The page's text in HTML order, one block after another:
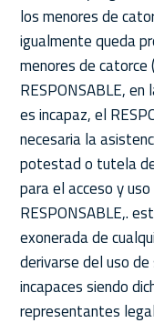
los menores de
igualmente queda
menores de
RESPONSABLE,
es incapaz, el
necesaria la
potestad o tutela
para el acceso y
RESPONSABLE,.
exonerada de
derivarse del uso
incapaces siendo
representantes